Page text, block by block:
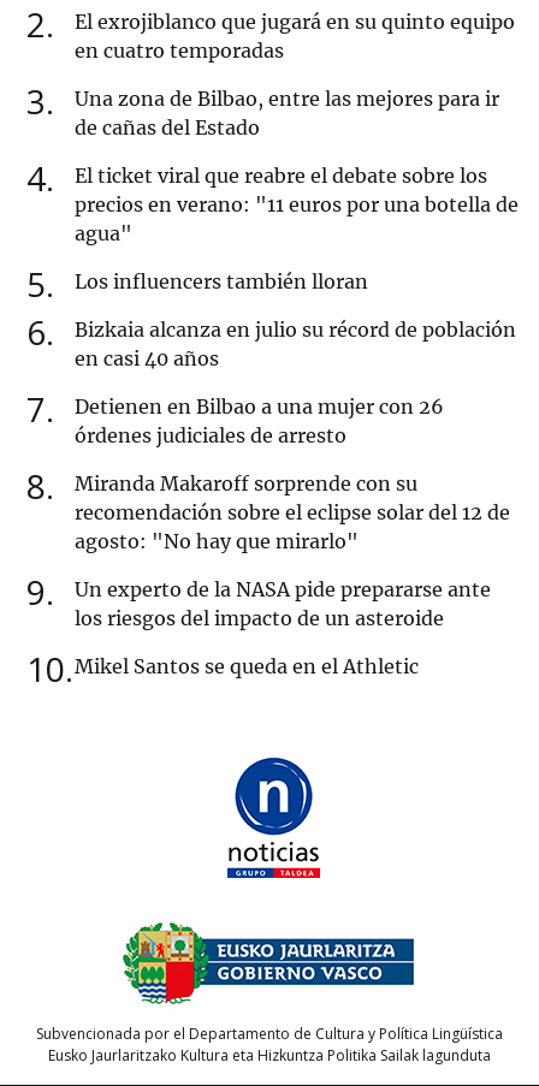
2
El exrojiblanco que jugará en su quinto equipo
en cuatro temporadas
3
Una zona de Bilbao, entre las mejores para ir
de cañas del Estado
4
El ticket viral que reabre el debate sobre los
precios en verano: "11 euros por una botella de
agua"
5 Los influencers también lloran
6
Bizkaia alcanza en julio su récord de población
en casi 40 años
7
Detienen en Bilbao a una mujer con 26
órdenes judiciales de arresto
8
Miranda Makaroff sorprende con su
recomendación sobre el eclipse solar del 12 de
agosto: "No hay que mirarlo"
9
Un experto de la NASA pide prepararse ante
los riesgos del impacto de un asteroide
10 Mikel Santos se queda en el Athletic
Subvencionada por el Departamento de Cultura y Política Lingüística
Eusko Jaurlaritzako Kultura eta Hizkuntza Politika Sailak lagunduta